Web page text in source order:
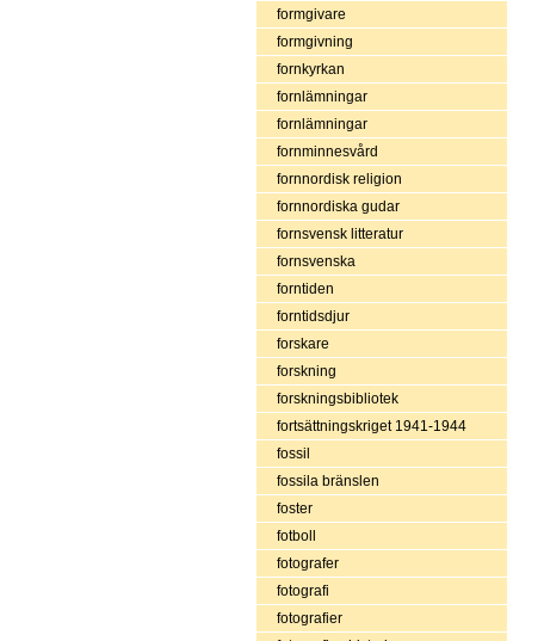
formgivare
formgivning
fornkyrkan
fornlämningar
fornlämningar
fornminnesvård
fornnordisk religion
fornnordiska gudar
fornsvensk litteratur
fornsvenska
forntiden
forntidsdjur
forskare
forskning
forskningsbibliotek
fortsättningskriget 1941-1944
fossil
fossila bränslen
foster
fotboll
fotografer
fotografi
fotografier